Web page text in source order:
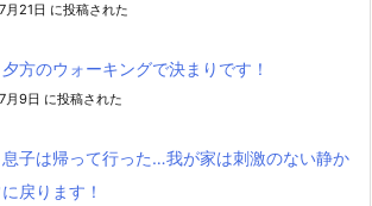
21日 に投稿された
夕方のウォーキングで決まりです！
9日 に投稿された
息子は帰って行った…我が家は刺激のない静か
戻ります！